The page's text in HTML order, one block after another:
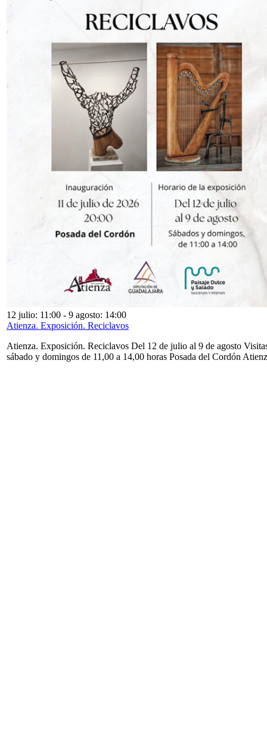
12 julio: 11:00 - 9 agosto: 14:00
Atienza. Exposición. Reciclavos
Atienza. Exposición. Reciclavos Del 12 de julio al 9 de agosto
sábado y domingos de 11,00 a 14,00 horas Posada del Cordón